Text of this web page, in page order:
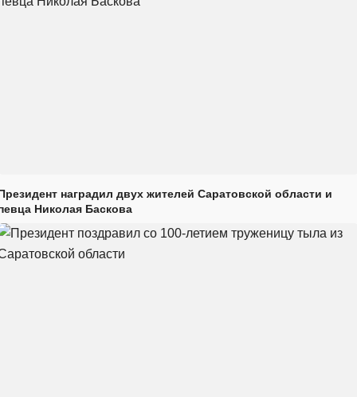
наградил двух жителей Саратовской области и
Николая Баскова